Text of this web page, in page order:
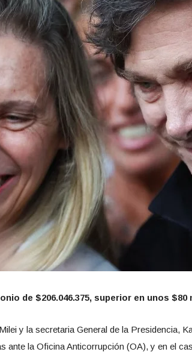
de $206.046.375, superior en unos
y la secretaria General de la Presidencia,
ante la Oficina Anticorrupción (OA), y en el